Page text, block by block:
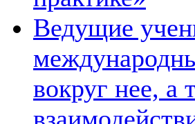
Ведущие
вокруг нее, а